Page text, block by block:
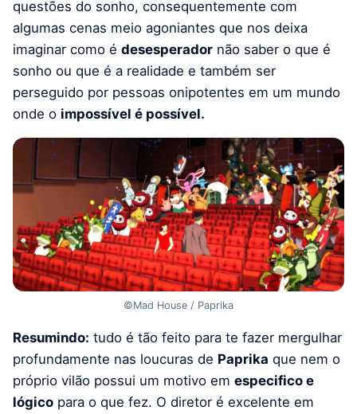
questões do sonho, consequentemente com
algumas cenas meio agoniantes que nos deixa
imaginar como é desesperador não saber o que é
sonho ou que é a realidade e também ser
perseguido por pessoas onipotentes em um mundo
onde o impossível é possível.
©Mad House / Paprika
Resumindo: tudo é tão feito para te fazer mergulhar
profundamente nas loucuras de Paprika que nem o
próprio vilão possui um motivo em especifico e
lógico para o que fez. O diretor é excelente em